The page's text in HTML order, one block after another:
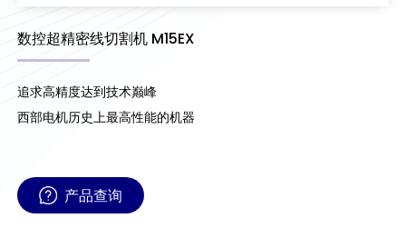
数控超精密线切割机 M15EX
追求高精度达到技术巅峰
西部电机历史上最高性能的机器
产品查询